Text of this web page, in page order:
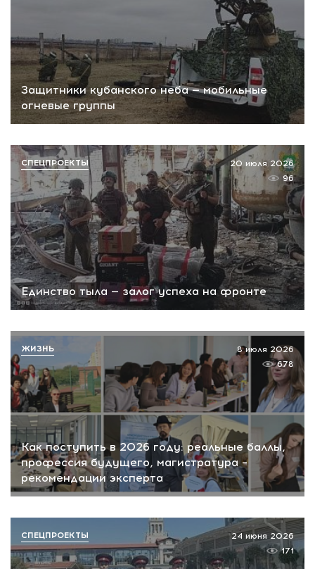
Защитники кубанского неба — мобильные
огневые группы
Единство тыла — залог успеха на фронте
20 июля 2026
96
СПЕЦПРОЕКТЫ
Как поступить в 2026 году: реальные баллы,
профессия будущего, магистратура –
рекомендации эксперта
8 июля 2026
678
ЖИЗНЬ
24 июня 2026
171
СПЕЦПРОЕКТЫ